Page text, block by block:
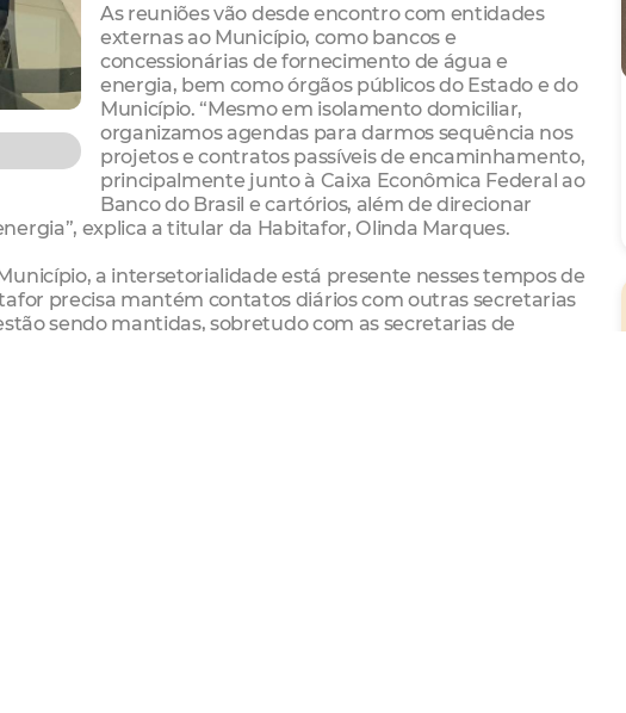
As reuniões vão desde encontro com entidades
externas ao Município, como bancos e
concessionárias de fornecimento de água e
energia, bem como órgãos públicos do Estado e do
Município. “Mesmo em isolamento domiciliar,
organizamos agendas para darmos sequência nos
projetos e contratos passíveis de encaminhamento,
principalmente junto à Caixa Econômica Federal ao
Banco do Brasil e cartórios, além de direcionar
explica a titular da Habitafor, Olinda Marques.
a intersetorialidade está presente nesses tempos de
precisa mantém contatos diários com outras secretarias
sendo mantidas, sobretudo com as secretarias de